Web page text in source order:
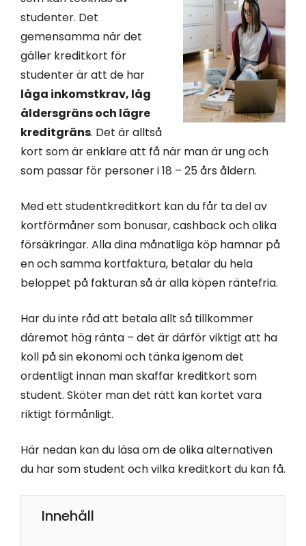
studenter. Det
gemensamma när det
gäller kreditkort för
studenter är att de har
låga inkomstkrav, låg
åldersgräns och lägre
kreditgräns. Det är alltså
kort som är enklare att få när man är ung och
som passar för personer i 18 – 25 års åldern.
Med ett studentkreditkort kan du får ta del av
kortförmåner som bonusar, cashback och olika
försäkringar. Alla dina månatliga köp hamnar på
en och samma kortfaktura, betalar du hela
beloppet på fakturan så är alla köpen räntefria.
Har du inte råd att betala allt så tillkommer
däremot hög ränta – det är därför viktigt att ha
koll på sin ekonomi och tänka igenom det
ordentligt innan man skaffar kreditkort som
student. Sköter man det rätt kan kortet vara
riktigt förmånligt.
Här nedan kan du läsa om de olika alternativen
du har som student och vilka kreditkort du kan få.
Innehåll